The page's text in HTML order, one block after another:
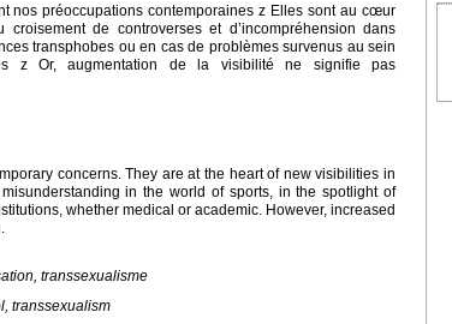
nos préoccupations contemporaines z Elles sont au cœur
de controverses et d’incompréhension dans
transphobes ou en cas de problèmes survenus au sein
z Or, augmentation de la visibilité ne signifie pas
concerns. They are at the heart of new visibilities in
in the world of sports, in the spotlight of
whether medical or academic. However, increased
transsexualisme
transsexualism